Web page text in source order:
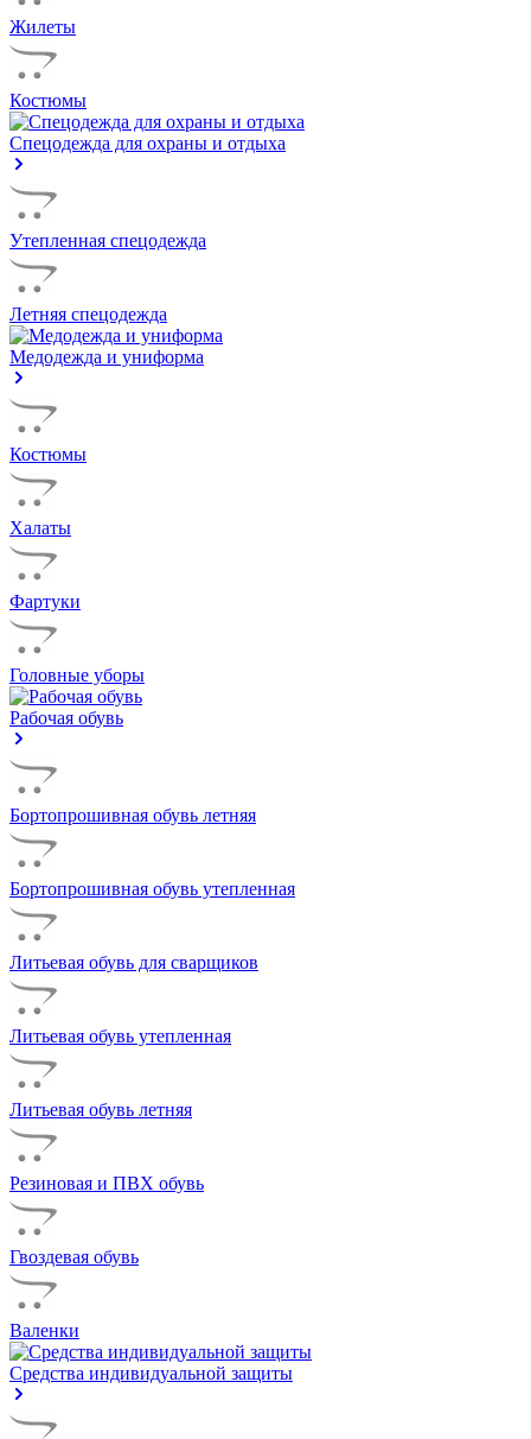
Жилеты
Костюмы
Спецодежда для охраны и отдыха
Утепленная спецодежда
Летняя спецодежда
Медодежда и униформа
Костюмы
Халаты
Фартуки
Головные уборы
Рабочая обувь
Бортопрошивная обувь летняя
Бортопрошивная обувь утепленная
Литьевая обувь для сварщиков
Литьевая обувь утепленная
Литьевая обувь летняя
Резиновая и ПВХ обувь
Гвоздевая обувь
Валенки
Средства индивидуальной защиты